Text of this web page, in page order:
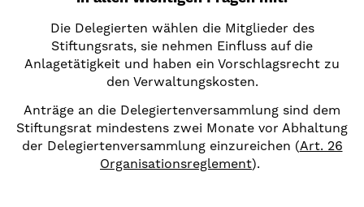
Die Delegierten wählen die Mitglieder des
Stiftungsrats, sie nehmen Einfluss auf die
Anlagetätigkeit und haben ein Vorschlagsrecht zu
den Verwaltungskosten.
Anträge an die Delegiertenversammlung sind dem
Stiftungsrat mindestens zwei Monate vor Abhaltung
der Delegiertenversammlung einzureichen (Art. 26
Organisationsreglement).